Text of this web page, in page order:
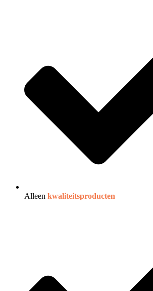
Alleen kwaliteitsproducten